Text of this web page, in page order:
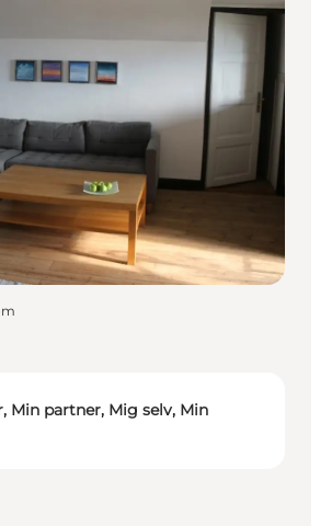
Min partner, Mig selv, Min